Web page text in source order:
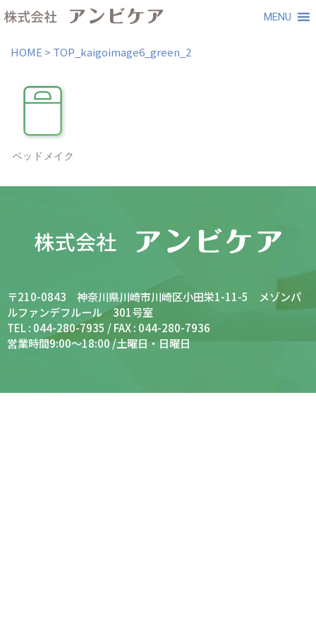
MENU
HOME > TOP_kaigoimage6_green_2
〒210-0843 神奈川県川崎市川崎区小田栄1-11-5 メゾンパ
ルファンデフルール 301号室
TEL : 044-280-7935 / FAX : 044-280-7936
営業時間9:00～18:00 /土曜日・日曜日